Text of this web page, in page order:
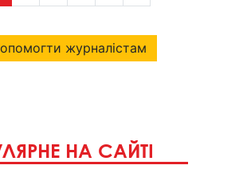
журналістам
НА САЙТІ